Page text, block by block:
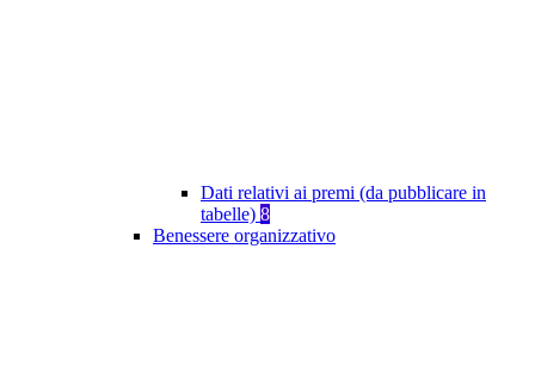
Dati relativi ai premi (da pubblicare in
tabelle) 8
Benessere organizzativo